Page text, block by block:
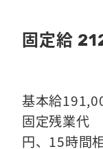
固定給
基本給
固定残業代
円、15時間